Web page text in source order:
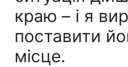
краю – і я
поставити
місце.